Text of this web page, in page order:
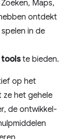
Maps,
ontdekt
in de
toolste bieden.
op het
ze het gehele
de ontwikkel-